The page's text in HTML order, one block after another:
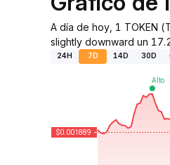
A día de hoy, 1 TOKEN
slightly downward un
24H 7D 14D 30D